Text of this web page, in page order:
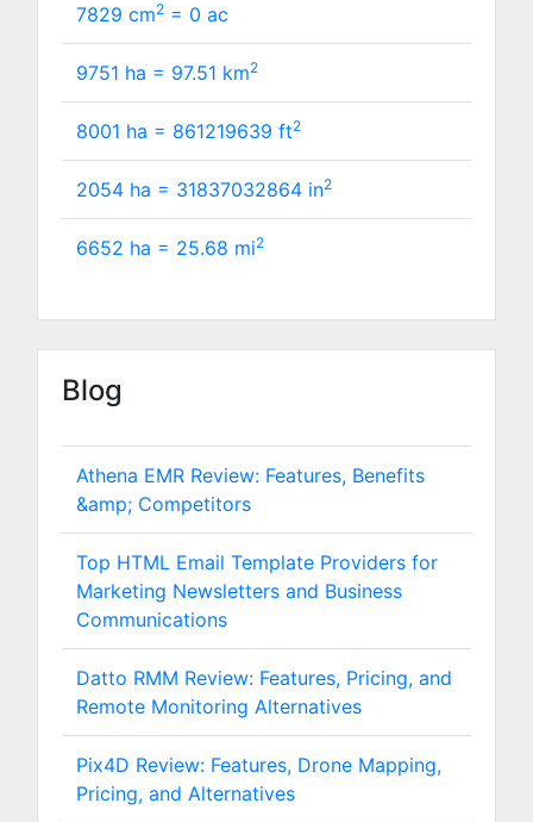
7829 cm2 = 0 ac
9751 ha = 97.51 km2
8001 ha = 861219639 ft2
2054 ha = 31837032864 in2
6652 ha = 25.68 mi2
Blog
Athena EMR Review: Features, Benefits
&amp; Competitors
Top HTML Email Template Providers for
Marketing Newsletters and Business
Communications
Datto RMM Review: Features, Pricing, and
Remote Monitoring Alternatives
Pix4D Review: Features, Drone Mapping,
Pricing, and Alternatives